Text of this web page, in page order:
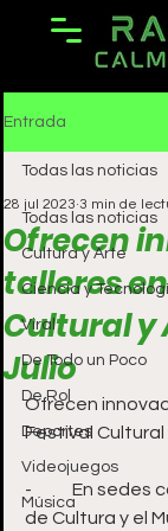
Entrada
Todas las noticias
Cultura y Arte
Ciencia y
Viral
De Todo un Poco
De Rol
Deportes
Videojuegos
Música
Todas las noticias
Ofrecen
talleres
Cultural y
Julio
28 jul 2023 3 min de
Ofrecen
Festival
-	En sedes como la Casa Municipal
de Cultura y el